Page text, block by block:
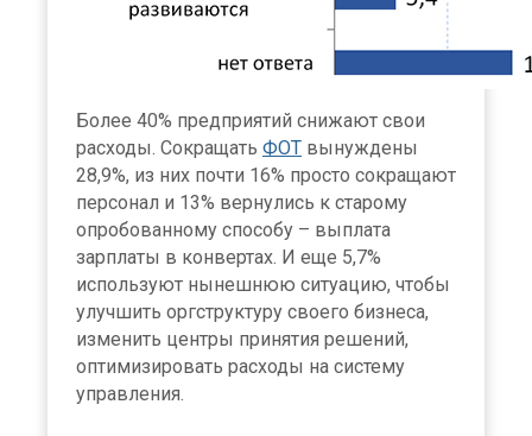
Более 40% предприятий снижают свои
расходы. Сокращать ФОТ вынуждены
28,9%, из них почти 16% просто сокращают
персонал и 13% вернулись к старому
опробованному способу – выплата
зарплаты в конвертах. И еще 5,7%
используют нынешнюю ситуацию, чтобы
улучшить оргструктуру своего бизнеса,
изменить центры принятия решений,
оптимизировать расходы на систему
управления.